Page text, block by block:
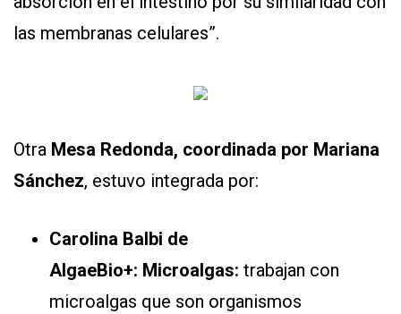
las membranas celulares”.
Otra Mesa Redonda, coordinada por Mariana
Sánchez, estuvo integrada por:
Carolina Balbi de
AlgaeBio+: Microalgas: trabajan con
microalgas que son organismos